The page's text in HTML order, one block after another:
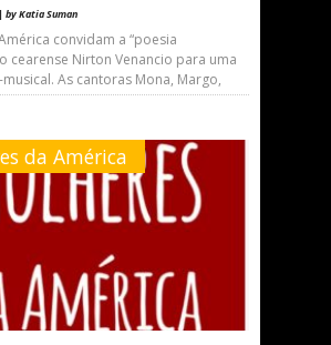
by Katia Suman
convidam a “poesia
cearense Nirton Venancio para uma
As cantoras Mona, Margo,
da América